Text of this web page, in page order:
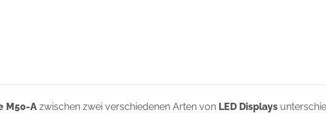
M50-A zwischen zwei verschiedenen Arten von LED Displays